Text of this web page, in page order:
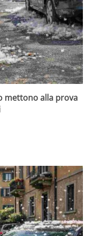
mettono alla prova